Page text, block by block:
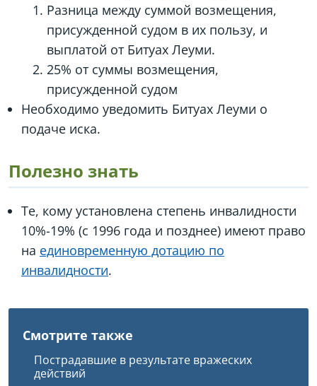
Разница между суммой возмещения,
присужденной судом в их пользу, и
выплатой от Битуах Леуми.
25% от суммы возмещения,
присужденной судом
Необходимо уведомить Битуах Леуми о
подаче иска.
Полезно знать
Те, кому установлена степень инвалидности
10%-19% (с 1996 года и позднее) имеют право
на единовременную дотацию по
инвалидности.
Смотрите также
Пострадавшие в результате вражеских
действий